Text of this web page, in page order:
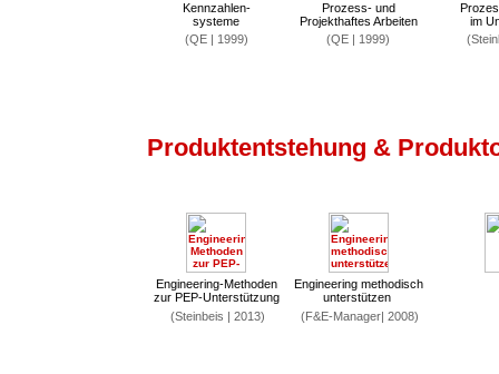
Kennzahlen-
systeme
Prozess- und
Projekthaftes Arbeiten
im
(QE | 1999)
(QE | 1999)
Produktentstehung &
Engineering-Methoden
zur PEP-Unterstützung
Engineering methodisch
unterstützen
(Steinbeis | 2013)
(F&E-Manager| 2008)